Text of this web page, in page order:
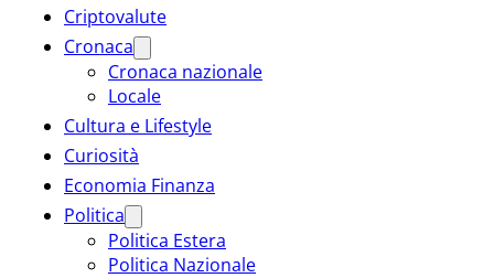
Criptovalute
Cronaca
Cronaca nazionale
Locale
Cultura e Lifestyle
Curiosità
Economia Finanza
Politica
Politica Estera
Politica Nazionale